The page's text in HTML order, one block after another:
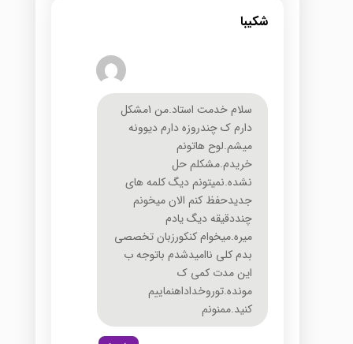
شکیبا
سلام خدمت استاد.من 1مشکل
دارم ک چندروزه دارم دیوونه
میشم.لوح هاتونم
خریدم.مشکلم حل
نشده.نمیتونم دیگ کلمه های
جدیدحفظ کنم الان میخونم
چنددقیقه دیگ یادم
میره.میخوام کنکورزبان تخصصی
بدم کلی ناامیدشدم باتوجه ب
این مدت کمی ک
مونده.توروخداداهنماییم
کنید.ممنونم